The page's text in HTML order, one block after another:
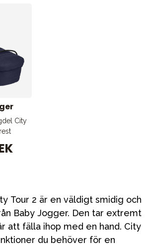
City
Tour 2 är en väldigt smidig och
Baby Jogger. Den tar extremt
att fälla ihop med en hand. City
du behöver för en